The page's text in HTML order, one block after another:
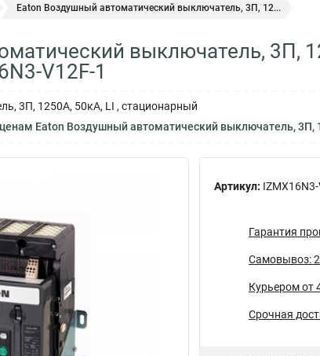
Eaton Воздушный автоматический выключатель, 3П, 12...
выключатель, 3П,
V12F-1
3П, 1250А, 50кА, LI , стационарный
Eaton Воздушный автоматический выключатель, 3П,
Артикул: IZMX16N3-
Гарантия
Самовывоз:
Курьером от
Срочная